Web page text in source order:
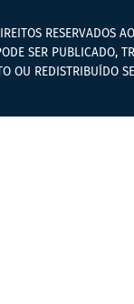
RESERVADOS
SER PUBLICADO,
OU REDISTRIBUÍDO